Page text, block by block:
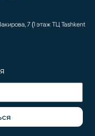
7 (1 этаж ТЦ Tashkent